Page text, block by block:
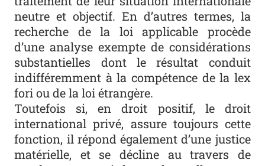
neutre et objectif. En d’autres termes, la
recherche de la loi applicable procède
d’une analyse exempte de considérations
substantielles dont le résultat conduit
indifféremment à la compétence de la lex
fori ou de la loi étrangère.
Toutefois si, en droit positif, le droit
international privé, assure toujours cette
fonction, il répond également d’une justice
matérielle, et se décline au travers de